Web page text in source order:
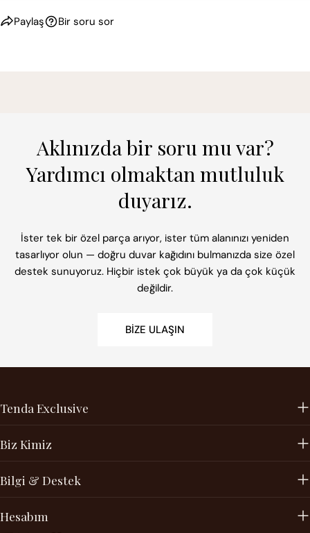
Paylaş Bir soru sor
Aklınızda bir soru mu var?
Yardımcı olmaktan mutluluk
duyarız.
İster tek bir özel parça arıyor, ister tüm alanınızı yeniden
tasarlıyor olun — doğru duvar kağıdını bulmanızda size özel
destek sunuyoruz. Hiçbir istek çok büyük ya da çok küçük
değildir.
BIZE ULAŞIN
Tenda Exclusive
Biz Kimiz
Bilgi & Destek
Hesabım